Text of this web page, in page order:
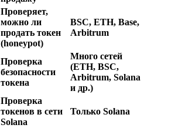
Проверяет,
можно ли
продать токен
(honeypot)
BSC, ETH, Base,
Arbitrum
Проверка
безопасности
токена
Много сетей
(ETH, BSC,
Arbitrum, Solana
и др.)
Проверка
токенов в сети
Solana
Только Solana